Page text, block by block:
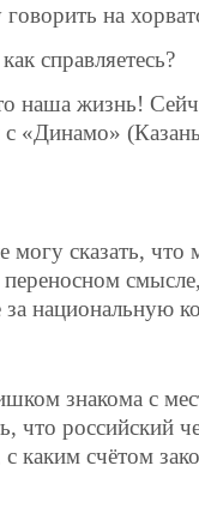
на
справляетесь?
наша жизнь!
«Динамо»
сказать, что
национальную
знакома с
что российский
каким счётом